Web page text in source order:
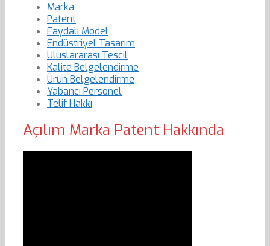
Marka
Patent
Faydalı Model
Endüstriyel Tasarım
Uluslararası Tescil
Kalite Belgelendirme
Ürün Belgelendirme
Yabancı Personel
Telif Hakkı
Açılım Marka Patent Hakkında